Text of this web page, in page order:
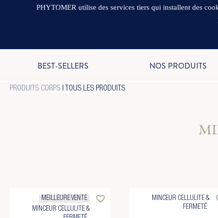
BEST-SELLERS NOS PRODUITS
PRODUITS CORPS | TOUS LES PRODUITS
MEILLEURE VENTE
MINCEUR CELLULITE &
favorite_border
MINCEUR CELLULITE &
FERMETÉ
PHYTOMER utilise des services tiers qui installent des